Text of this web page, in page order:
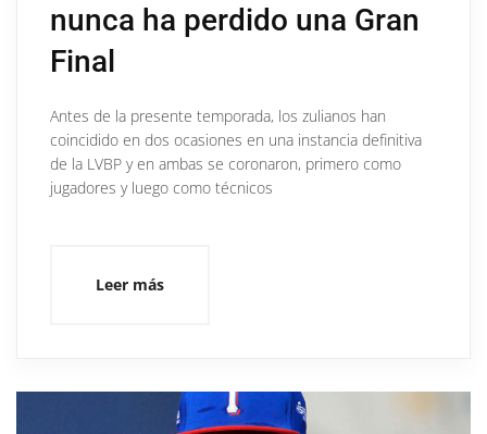
nunca ha perdido una Gran
Final
Antes de la presente temporada, los zulianos han
coincidido en dos ocasiones en una instancia definitiva
de la LVBP y en ambas se coronaron, primero como
jugadores y luego como técnicos
Leer más